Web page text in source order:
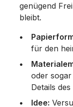
genügend
bleibt.
für den
oder
Details
Idee: